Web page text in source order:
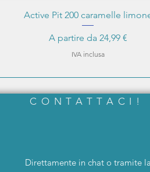
Active Pit 200 caramelle
A partire da 24,99 €
Prezzo scontato
IVA inclusa
CONTATTACI!
Direttamente in chat o tramite la